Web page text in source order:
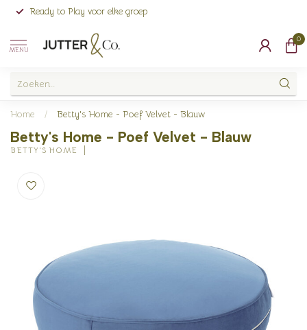
Ready to Play voor elke groep
MENU
0
Home / Betty's Home - Poef Velvet - Blauw
Betty's Home - Poef Velvet - Blauw
BETTY'S HOME